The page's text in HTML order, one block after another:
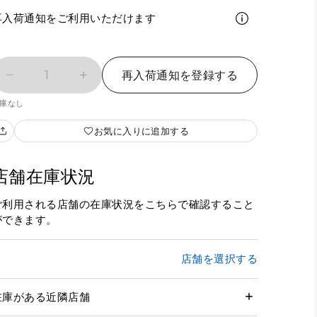
入荷通知をご利用いただけます
1 再入荷通知を登録する
なし
お気に入りに追加する
舗在庫状況
利用される店舗の在庫状況をこちらで確認すること
きます。
店舗を選択する
庫がある近隣店舗